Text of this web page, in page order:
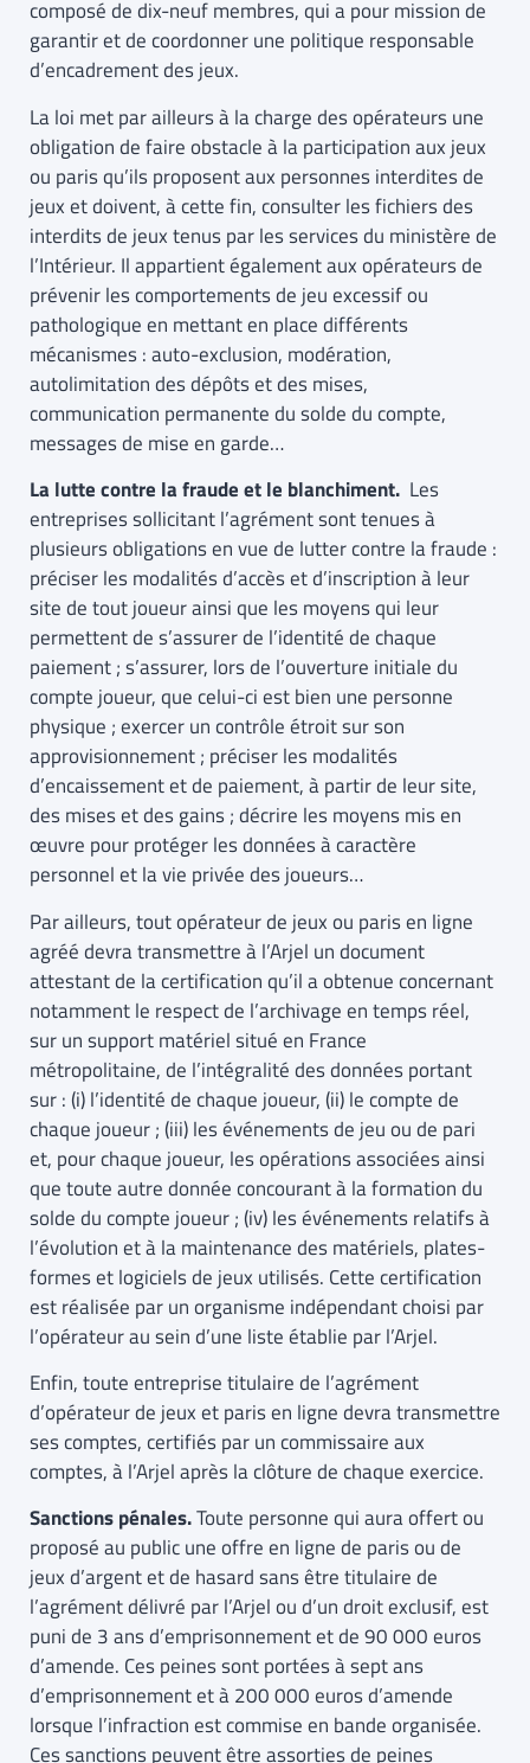
composé de dix-neuf membres, qui a pour mission de
garantir et de coordonner une politique responsable
d’encadrement des jeux.
La loi met par ailleurs à la charge des opérateurs une
obligation de faire obstacle à la participation aux jeux
ou paris qu’ils proposent aux personnes interdites de
jeux et doivent, à cette fin, consulter les fichiers des
interdits de jeux tenus par les services du ministère de
l’Intérieur. Il appartient également aux opérateurs de
prévenir les comportements de jeu excessif ou
pathologique en mettant en place différents
mécanismes : auto-exclusion, modération,
autolimitation des dépôts et des mises,
communication permanente du solde du compte,
messages de mise en garde…
La lutte contre la fraude et le blanchiment. Les
entreprises sollicitant l’agrément sont tenues à
plusieurs obligations en vue de lutter contre la fraude :
préciser les modalités d’accès et d’inscription à leur
site de tout joueur ainsi que les moyens qui leur
permettent de s’assurer de l’identité de chaque
paiement ; s’assurer, lors de l’ouverture initiale du
compte joueur, que celui-ci est bien une personne
physique ; exercer un contrôle étroit sur son
approvisionnement ; préciser les modalités
d’encaissement et de paiement, à partir de leur site,
des mises et des gains ; décrire les moyens mis en
œuvre pour protéger les données à caractère
personnel et la vie privée des joueurs…
Par ailleurs, tout opérateur de jeux ou paris en ligne
agréé devra transmettre à l’Arjel un document
attestant de la certification qu’il a obtenue concernant
notamment le respect de l’archivage en temps réel,
sur un support matériel situé en France
métropolitaine, de l’intégralité des données portant
sur : (i) l’identité de chaque joueur, (ii) le compte de
chaque joueur ; (iii) les événements de jeu ou de pari
et, pour chaque joueur, les opérations associées ainsi
que toute autre donnée concourant à la formation du
solde du compte joueur ; (iv) les événements relatifs à
l’évolution et à la maintenance des matériels, plates-
formes et logiciels de jeux utilisés. Cette certification
est réalisée par un organisme indépendant choisi par
l’opérateur au sein d’une liste établie par l’Arjel.
Enfin, toute entreprise titulaire de l’agrément
d’opérateur de jeux et paris en ligne devra transmettre
ses comptes, certifiés par un commissaire aux
comptes, à l’Arjel après la clôture de chaque exercice.
Sanctions pénales.Toute personne qui aura offert ou
proposé au public une offre en ligne de paris ou de
jeux d’argent et de hasard sans être titulaire de
l’agrément délivré par l’Arjel ou d’un droit exclusif, est
puni de 3 ans d’emprisonnement et de 90 000 euros
d’amende. Ces peines sont portées à sept ans
d’emprisonnement et à 200 000 euros d’amende
lorsque l’infraction est commise en bande organisée.
Ces sanctions peuvent être assorties de peines